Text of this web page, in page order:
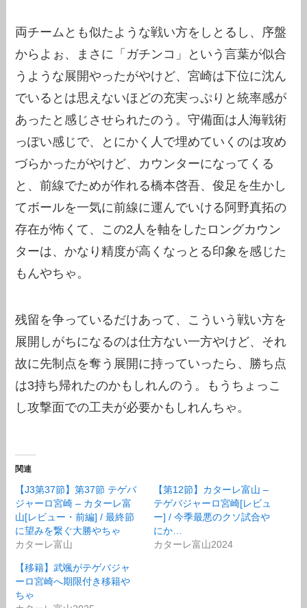
両チームとも似たような戦い方をしとるし、序盤
からよぉ、まさに「ガチンコ」という言葉が似合
うような展開やったがやけど、宮崎は下位に沈ん
でいるとは思えないほどの充実っぷりと統率感が
あったと感じさせられたのう。守備面は人海戦術
っぽい感じで、とにかく人で埋めていくのは攻め
づらかったがやけど、カウンターになってくる
と、前線でためが作れる橋本啓吾、俊足を生かし
てボールを一気に前線に運んでいける阿野真拓の
存在が怖くて、この2人を軸をしたロングカウン
ターは、かなり精度が高くなっとる印象を感じた
もんやちゃ。
残留を争っているだけあって、こういう戦い方を
展開しがちになるのは仕方ない一方やけど、それ
故に先制点を奪う展開に持っていったら、勝ち点
は3持ち帰れたのかもしれんのう。もうちょっこ
し攻撃面での工夫が必要かもしれんちゃ。
関連
【J3第37節】第37節 テゲバ
ジャーロ宮崎 – カターレ富
山[レビュー・前編] / 最終節
に望みを繋ぐ大勝やちゃ
カターレ富山
【第12節】カターレ富山 –
テゲバジャーロ宮崎[レビュ
ー] / 今季最悪のクソ試合や
にか…
カターレ富山2024
【移籍】武颯がテゲバジャ
ーロ宮崎へ期限付き移籍や
ちゃ